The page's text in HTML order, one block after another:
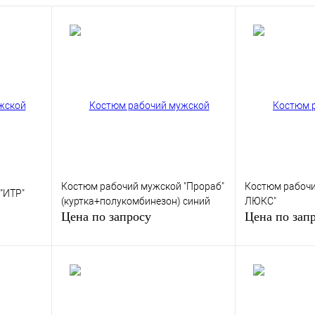
Костюм рабочий мужской "Прораб"
(куртка+полукомбинезон) синий
Цена по запросу
Костюм
ЛЮКС"
Цена по